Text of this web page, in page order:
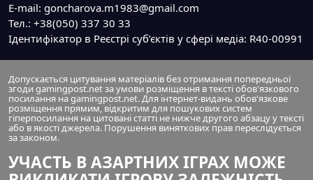
E-mail: goncharova.m1983@gmail.com
Тел.: +38(050) 337 30 33
Ідентифікатор в Реєстрі суб’єктів у сфері медіа: R40-00991
Допускається цитування матеріалів без отримання попередньої
згоди gamingpost.net за умови розміщення в тексті обов'язкового
посилання на gamingpost.net. Для інтернет-видань обов'язкове
розміщення прямим, відкритим для пошукових систем
гіперпосилання на цитовані статті не нижче другого абзацу у тексті
або в якості джерела. Порушення виняткових прав переслідується
за законом.
УЧАСТЬ В АЗАРТНИХ ІГРАХ МОЖЕ